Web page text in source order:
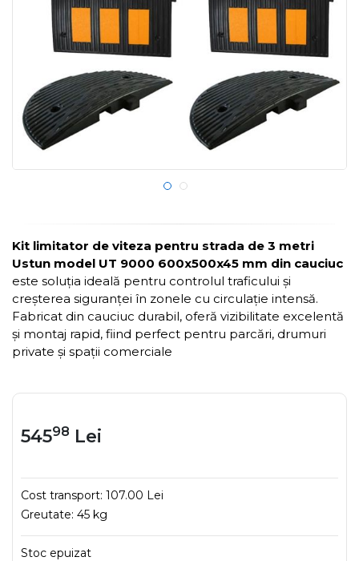
Kit limitator de viteza pentru strada de 3 metri
Ustun model UT 9000 600x500x45 mm din cauciuc
este soluția ideală pentru controlul traficului și
creșterea siguranței în zonele cu circulație intensă.
Fabricat din cauciuc durabil, oferă vizibilitate excelentă
și montaj rapid, fiind perfect pentru parcări, drumuri
private și spații comerciale
54598 Lei
Cost transport: 107.00 Lei
Greutate: 45 kg
Stoc epuizat